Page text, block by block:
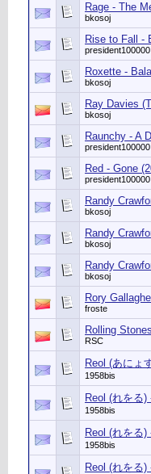
Rage - The
bkosoj
Rise to Fall -
president100000
Roxette -
bkosoj
Ray Davies
bkosoj
Raunchy - A
president100000
Red - Gone
president100000
Randy
bkosoj
Randy
bkosoj
Randy
bkosoj
Rory
froste
Rolling
RSC
Reol (あにょ
1958bis
Reol (れをる
1958bis
Reol (れをる
1958bis
Reol (れをる